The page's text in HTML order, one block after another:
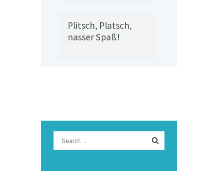
Plitsch, Platsch,
nasser Spaß!